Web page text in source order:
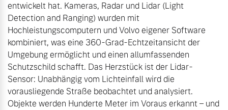
entwickelt hat. Kameras, Radar und Lidar (Light
Detection and Ranging) wurden mit
Hochleistungscomputern und Volvo eigener Software
kombiniert, was eine 360-Grad-Echtzeitansicht der
Umgebung ermöglicht und einen allumfassenden
Schutzschild schafft. Das Herzstück ist der Lidar-
Sensor: Unabhängig vom Lichteinfall wird die
vorausliegende Straße beobachtet und analysiert.
Objekte werden Hunderte Meter im Voraus erkannt – und